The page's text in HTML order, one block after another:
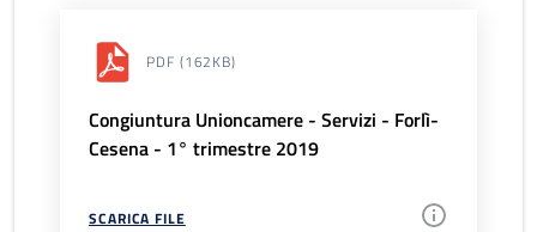
PDF (162KB)
Congiuntura Unioncamere - Servizi - Forlì-
Cesena - 1° trimestre 2019
SCARICA FILE